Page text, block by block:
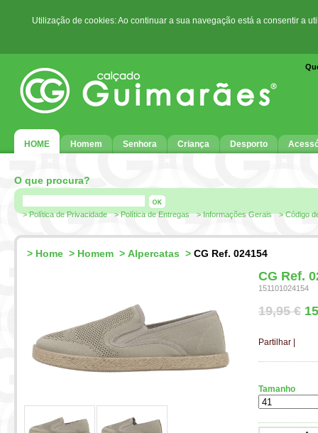
Utilização de cookies: Ao continuar a sua navegação está a consentir a
HOME Homem Senhora Criança Desporto
O que procura?
> Política de Privacidade > Política de Entregas > Informações Gerais > Código
> Home > Homem > Alpercatas > CG Ref. 024154
CG Ref.
151101024154
19,95 €
Partilhar
Tamanho